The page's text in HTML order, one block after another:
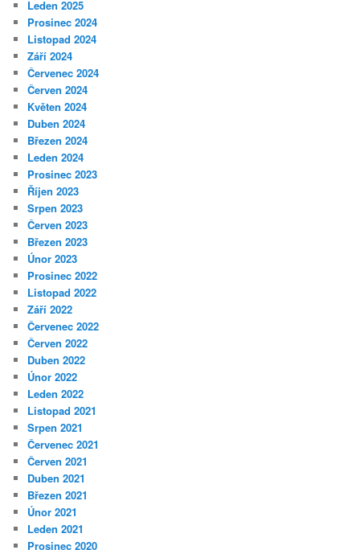
Leden 2025
Prosinec 2024
Listopad 2024
Září 2024
Červenec 2024
Červen 2024
Květen 2024
Duben 2024
Březen 2024
Leden 2024
Prosinec 2023
Říjen 2023
Srpen 2023
Červen 2023
Březen 2023
Únor 2023
Prosinec 2022
Listopad 2022
Září 2022
Červenec 2022
Červen 2022
Duben 2022
Únor 2022
Leden 2022
Listopad 2021
Srpen 2021
Červenec 2021
Červen 2021
Duben 2021
Březen 2021
Únor 2021
Leden 2021
Prosinec 2020